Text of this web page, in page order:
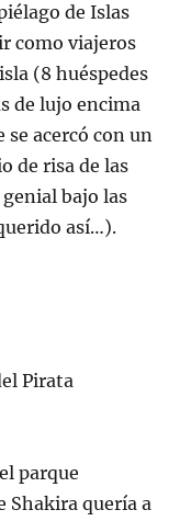
de Islas
como viajeros
(8 huéspedes
de lujo encima
se acercó con un
de risa de las
bajo las
así…).
parque
Shakira quería a